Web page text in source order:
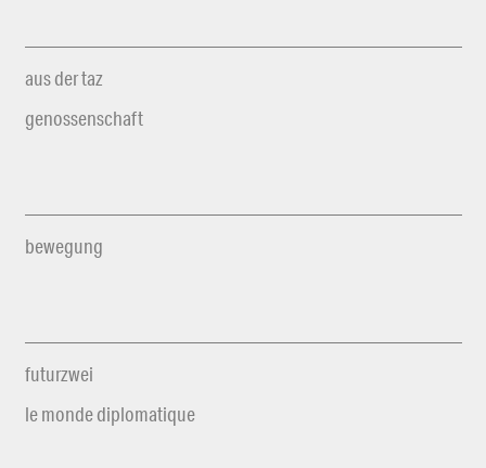
aus der taz
genossenschaft
bewegung
futurzwei
le monde diplomatique